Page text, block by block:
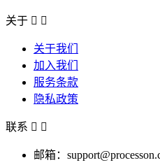
关于  
关于我们
加入我们
服务条款
隐私政策
联系  
邮箱：